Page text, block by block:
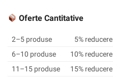
™
NOC
Finisaj
arhitectural
Oferte Cantitative
2–5 produse
5% reducere
6–10 produse
10% reducere
11–15 produse
15% reducere